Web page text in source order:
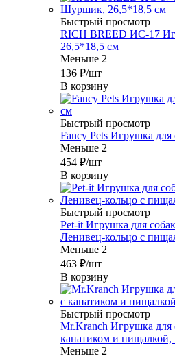
Быстрый просмотр
RICH BREED ИС-17
26,5*18,5 см
Меньше 2
136 ₽/шт
В корзину
Быстрый просмотр
Fancy Pets Игрушка
Меньше 2
454 ₽/шт
В корзину
Быстрый просмотр
Pet-it Игрушка для
Ленивец-кольцо с
Меньше 2
463 ₽/шт
В корзину
Быстрый просмотр
Mr.Kranch Игрушка для
канатиком и пищалкой,
Меньше 2